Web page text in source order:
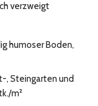
verzweigt
humoser Boden,
, Steingarten und
m²